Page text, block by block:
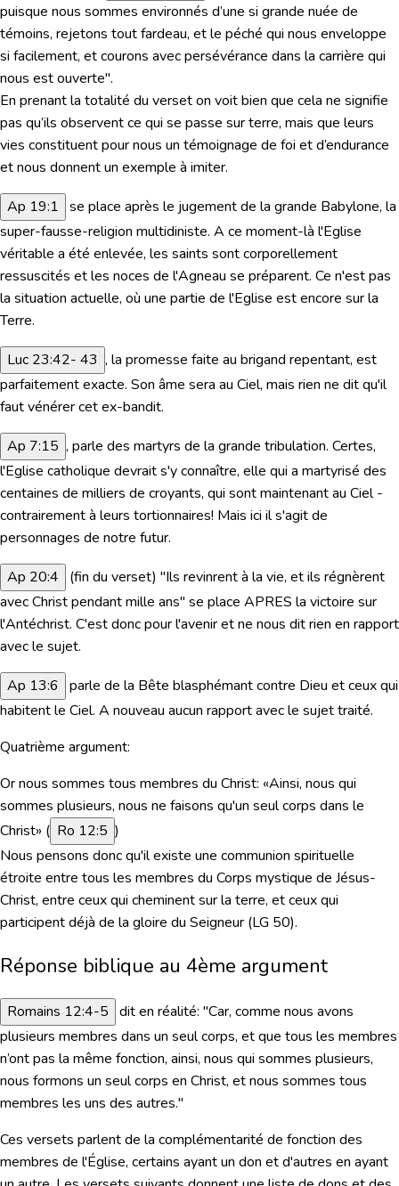
puisque nous sommes environnés d’une si grande nuée de
témoins, rejetons tout fardeau, et le péché qui nous enveloppe
si facilement, et courons avec persévérance dans la carrière qui
nous est ouverte".
En prenant la totalité du verset on voit bien que cela ne signifie
pas qu’ils observent ce qui se passe sur terre, mais que leurs
vies constituent pour nous un témoignage de foi et d’endurance
et nous donnentun exemple à imiter.
Ap 19:1 se place après le jugement de la grande Babylone, la
super-fausse-religion multidiniste. A ce moment-là l'Eglise
véritable a été enlevée, les saints sont corporellement
ressuscités et les noces de l'Agneau se préparent. Ce n'estpas
la situation actuelle, où une partie de l'Eglise est encore sur la
Terre.
Luc 23:42- 43 , la promesse faite au brigand repentant, est
parfaitement exacte. Son âme sera au Ciel, mais rien ne dit qu'il
faut vénérer cet ex-bandit.
Ap 7:15 , parle des martyrs de la grande tribulation. Certes,
l'Eglise catholique devrait s'y connaître, elle qui a martyrisé des
centaines de milliers de croyants, qui sont maintenant au Ciel -
contrairement à leurs tortionnaires! Mais ici il s'agit de
personnages de notre futur.
Ap 20:4
(fin du verset) "Ils revinrent à la vie, et ils régnèrent
avec Christ pendant mille ans" se place APRES la victoire sur
l'Antéchrist. C'est donc pour l'avenir et ne nous dit rien en rapport
avec le sujet.
Ap 13:6 parle de la Bête blasphémant contre Dieu et ceux qui
habitent le Ciel. A nouveau aucun rapport avec le sujet traité.
Quatrième argument:
Or nous sommes tous membres du Christ: «Ainsi, nous qui
sommes plusieurs, nous ne faisons qu'un seul corps dans le
Christ» ( Ro 12:5 )
Nous pensons donc qu'il existe une communion spirituelle
étroite entre tous les membres du Corps mystique de Jésus-
Christ, entre ceux qui cheminent sur la terre, et ceux qui
participent déjà de la gloire du Seigneur (LG 50).
Réponse biblique au 4ème argument
Romains 12:4-5 dit en réalité: "Car, comme nous avons
plusieurs membres dans un seul corps, et que tous les membres
n’ont pas la même fonction, ainsi, nous qui sommes plusieurs,
nous formons un seul corps en Christ, et nous sommes tous
membres les uns des autres."
Ces versets parlent de la complémentarité de fonction des
membres de l'Église, certains ayant un don et d'autres en ayant